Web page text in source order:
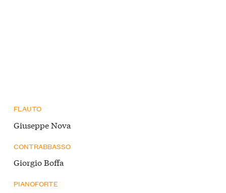
FLAUTO
Giuseppe Nova
CONTRABBASSO
Giorgio Boffa
PIANOFORTE